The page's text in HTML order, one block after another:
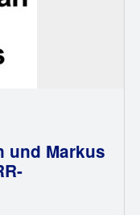
und Markus